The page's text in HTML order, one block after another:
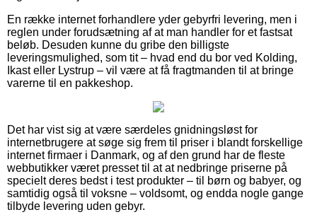
En række internet forhandlere yder gebyrfri levering, men i
reglen under forudsætning af at man handler for et fastsat
beløb. Desuden kunne du gribe den billigste
leveringsmulighed, som tit – hvad end du bor ved Kolding,
Ikast eller Lystrup – vil være at få fragtmanden til at bringe
varerne til en pakkeshop.
Det har vist sig at være særdeles gnidningsløst for
internetbrugere at søge sig frem til priser i blandt forskellige
internet firmaer i Danmark, og af den grund har de fleste
webbutikker været presset til at at nedbringe priserne på
specielt deres bedst i test produkter – til børn og babyer, og
samtidig også til voksne – voldsomt, og endda nogle gange
tilbyde levering uden gebyr.